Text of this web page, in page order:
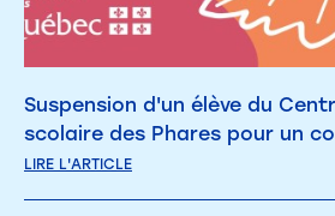
Suspension d'un élève du
scolaire des Phares pour un
LIRE L'ARTICLE